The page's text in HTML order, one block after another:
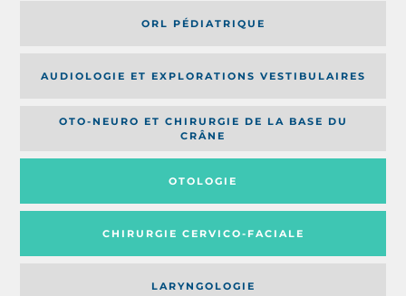
ORL PÉDIATRIQUE
AUDIOLOGIE ET EXPLORATIONS VESTIBULAIRES
OTO-NEURO ET CHIRURGIE DE LA BASE DU
CRÂNE
OTOLOGIE
CHIRURGIE CERVICO-FACIALE
LARYNGOLOGIE